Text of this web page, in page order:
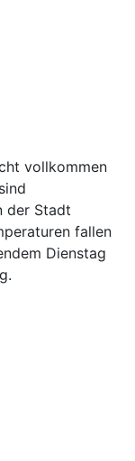
vollkommen
der Stadt
fallen
Dienstag